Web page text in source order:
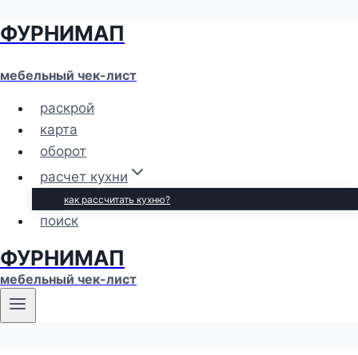
Перейти
содержимому
ФУРНИМАП
мебельный чек-лист
раскрой
карта
оборот
расчет кухни
как рассчитать кухню?
поиск
ФУРНИМАП
мебельный чек-лист